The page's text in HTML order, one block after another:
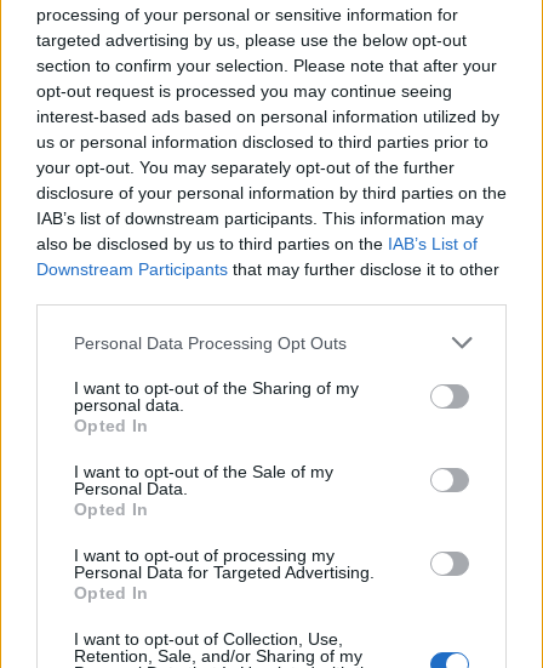
processing of your personal or sensitive information for
targeted advertising by us, please use the below opt-out
section to confirm your selection. Please note that after your
opt-out request is processed you may continue seeing
interest-based ads based on personal information utilized by
us or personal information disclosed to third parties prior to
your opt-out. You may separately opt-out of the further
disclosure of your personal information by third parties on the
IAB’s list of downstream participants. This information may
also be disclosed by us to third parties on the IAB’s List of
Downstream Participants that may further disclose it to other
Personal Data Processing Opt Outs
I want to opt-out of the Sharing of my
personal data.
Opted In
I want to opt-out of the Sale of my
Personal Data.
Opted In
I want to opt-out of processing my
Personal Data for Targeted Advertising.
Opted In
I want to opt-out of Collection, Use,
Retention, Sale, and/or Sharing of my
grad Khalys TP gemacht für BdU - super Sache
Tja, wäre schön, wenn der Betreiber dahingehend mal aus
den Puschen käme
23 Januar 2020
cosopt
Board Administrator
Hallo Saabia,
Zitat von Saabia:
Gibt es den inzwischen schon Info was da los war?
Bislang gibt es keine neue Information dazu. Stellenweise
angezeigt zu werden. Ob das nun lediglich bei mir so ist
oder bei euch ebenfalls, müsstet ihr mir hier dann